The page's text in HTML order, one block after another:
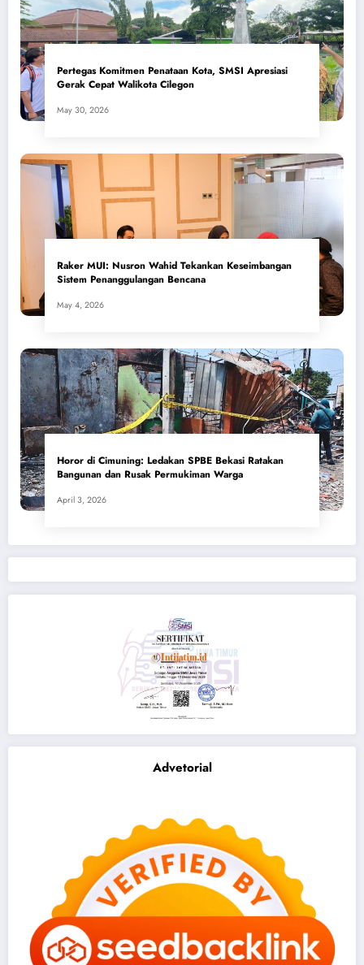
Pertegas Komitmen Penataan Kota, SMSI Apresiasi
Gerak Cepat Walikota Cilegon
May 30, 2026
​Raker MUI: Nusron Wahid Tekankan Keseimbangan
Sistem Penanggulangan Bencana
May 4, 2026
Horor di Cimuning: Ledakan SPBE Bekasi Ratakan
Bangunan dan Rusak Permukiman Warga
April 3, 2026
Advetorial